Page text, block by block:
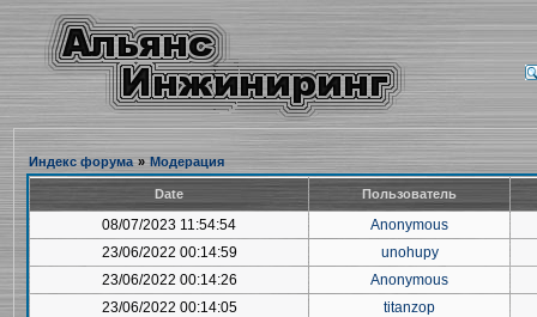
Индекс форума » Модерация
Date Пользователь
08/07/2023 11:54:54
Anonymous
23/06/2022 00:14:59
unohupy
23/06/2022 00:14:26
Anonymous
23/06/2022 00:14:05
titanzop